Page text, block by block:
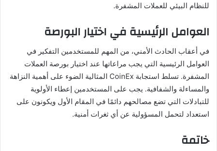
للنظام البيئي للعملات المشفرة.
العوامل الرئيسية في اختيار البورصة
في أعقاب الحادث الأمني، من المهم للمستخدمين التفكير في
العوامل الرئيسية التي يجب مراعاتها عند اختيار بورصة العملات
المشفرة. تسلط استجابة CoinEx المثالية الضوء على أهمية النزاهة
والمساءلة والشفافية. يجب على المستخدمين إعطاء الأولوية
للتبادلات التي تضع مصالحهم دائمًا في المقام الأول ويكونون على
استعداد لتحمل المسؤولية عن أي ثغرات أمنية.
خاتمة